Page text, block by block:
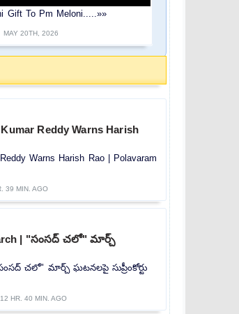
To Pm Meloni.....»»
MAY 20TH, 2026
Reddy Warns Harish
Warns Harish Rao | Polavaram
39 MIN. AGO
| "సంసద్ చలో" మార్చ్
చలో" మార్చ్ ఘటనలపై సుప్రీంకోర్టు
12 HR. 40 MIN. AGO